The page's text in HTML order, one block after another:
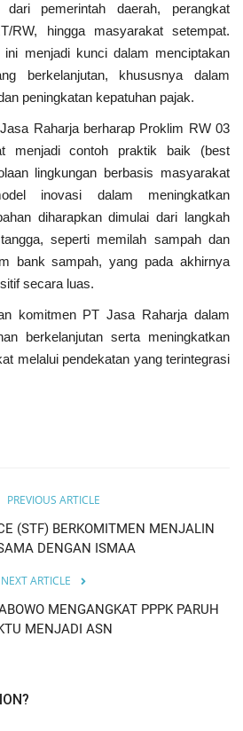
pemerintah daerah, perangkat
RW, hingga masyarakat setempat.
menjadi kunci dalam menciptakan
berkelanjutan, khususnya dalam
peningkatan kepatuhan pajak.
Raharja berharap Proklim RW 03
menjadi contoh praktik baik (best
lingkungan berbasis masyarakat
inovasi dalam meningkatkan
diharapkan dimulai dari langkah
seperti memilah sampah dan
bank sampah, yang pada akhirnya
secara luas.
komitmen PT Jasa Raharja dalam
berkelanjutan serta meningkatkan
melalui pendekatan yang terintegrasi
PREVIOUS ARTICLE
(STF) BERKOMITMEN MENJALIN
DENGAN ISMAA
NEXT ARTICLE
MENGANGKAT PPPK PARUH
MENJADI ASN